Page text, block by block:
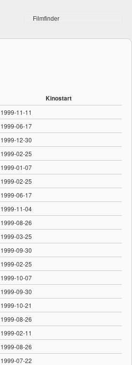
Kinostart
1999-11-11
1999-06-17
1999-12-30
1999-02-25
1999-01-07
1999-02-25
1999-06-17
1999-11-04
1999-08-26
1999-03-25
1999-09-30
1999-02-25
1999-10-07
1999-09-30
1999-10-21
1999-08-26
1999-02-11
1999-08-26
1999-07-22